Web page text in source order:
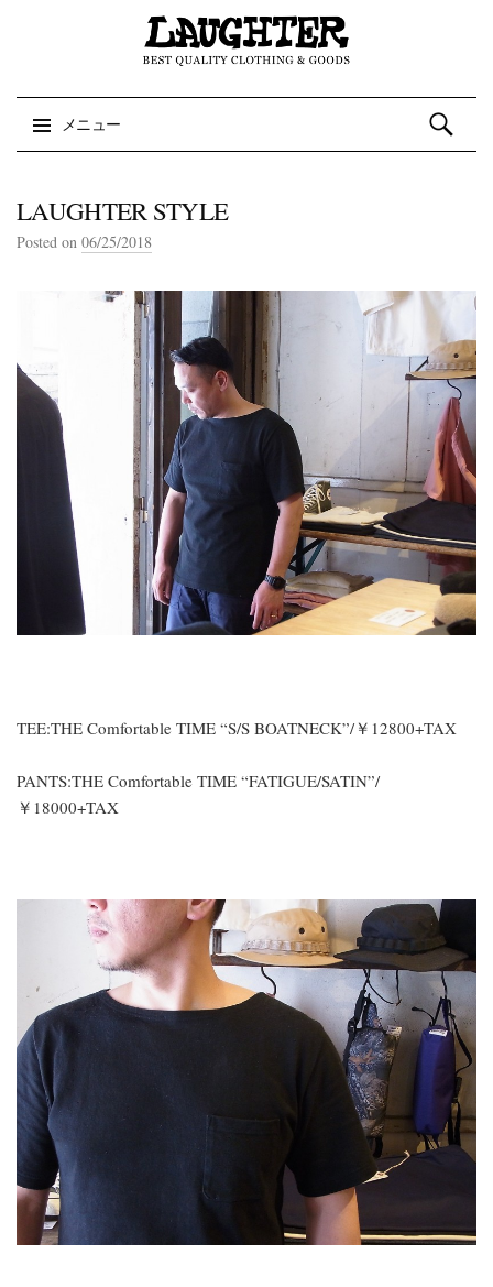
メニュー
検索:
LAUGHTER STYLE
Posted on 06/25/2018
TEE:THE Comfortable TIME “S/S BOATNECK”/￥12800+TAX
PANTS:THE Comfortable TIME “FATIGUE/SATIN”/
￥18000+TAX